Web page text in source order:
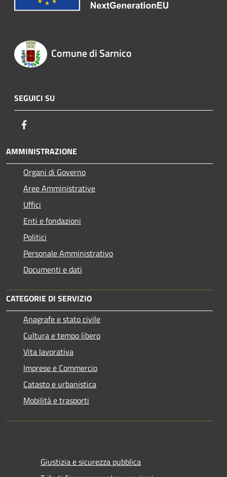
Comune di Sarnico
SEGUICI SU
AMMINISTRAZIONE
Organi di Governo
Aree Amministrative
Uffici
Enti e fondazioni
Politici
Personale Amministrativo
Documenti e dati
CATEGORIE DI SERVIZIO
Anagrafe e stato civile
Cultura e tempo libero
Vita lavorativa
Imprese e Commercio
Catasto e urbanistica
Mobilità e trasporti
Giustizia e sicurezza pubblica